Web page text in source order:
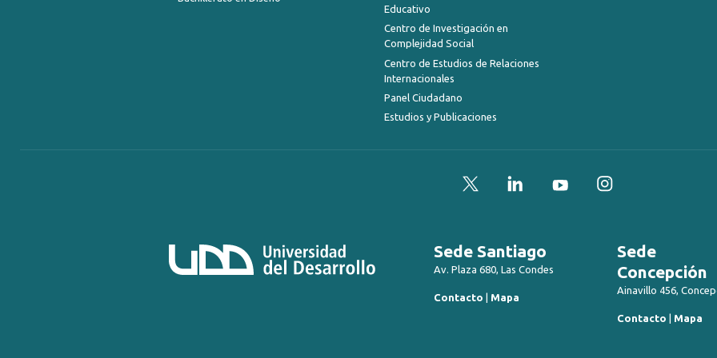
Educativo
Centro de Investigación en
Complejidad Social
Centro de Estudios de Relaciones
Internacionales
Panel Ciudadano
Estudios y Publicaciones
Twitter LinkedInYouTubeInstagram
Sede Santiago
Av. Plaza 680, Las Condes
Contacto | Mapa
Sede
Concepción
Ainavillo 456,
Contacto | Mapa